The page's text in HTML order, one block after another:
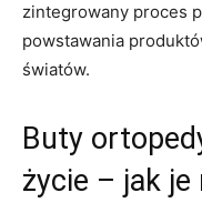
zintegrowany proces
powstawania
światów.
Buty
życie – jak je